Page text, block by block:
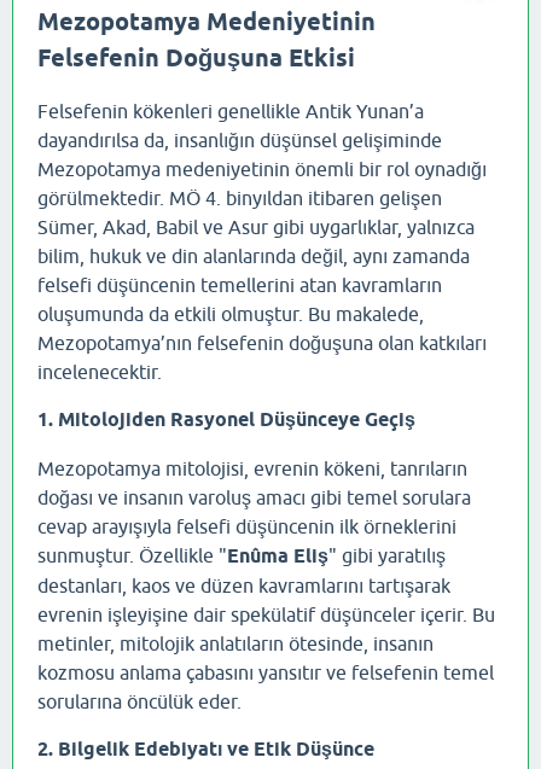
Mezopotamya Medeniyetinin
Felsefenin Doğuşuna Etkisi
Felsefenin kökenleri genellikle Antik Yunan’a
dayandırılsa da, insanlığın düşünsel gelişiminde
Mezopotamya medeniyetinin önemli bir rol oynadığı
görülmektedir. MÖ 4. binyıldan itibaren gelişen
Sümer, Akad, Babil ve Asur gibi uygarlıklar, yalnızca
bilim, hukuk ve din alanlarında değil, aynı zamanda
felsefi düşüncenin temellerini atan kavramların
oluşumunda da etkili olmuştur. Bu makalede,
Mezopotamya’nın felsefenin doğuşuna olan katkıları
incelenecektir.
1. Mitolojiden Rasyonel Düşünceye Geçiş
Mezopotamya mitolojisi, evrenin kökeni, tanrıların
doğası ve insanın varoluş amacı gibi temel sorulara
cevap arayışıyla felsefi düşüncenin ilk örneklerini
sunmuştur. Özellikle "Enûma Eliş" gibi yaratılış
destanları, kaos ve düzen kavramlarını tartışarak
evrenin işleyişine dair spekülatif düşünceler içerir. Bu
metinler, mitolojik anlatıların ötesinde, insanın
kozmosu anlama çabasını yansıtır ve felsefenin temel
sorularına öncülük eder.
2. Bilgelik Edebiyatı ve Etik Düşünce